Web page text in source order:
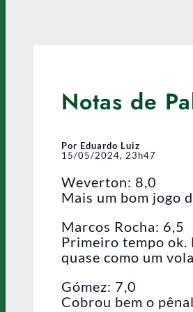
Notas de
Por Eduardo Luiz
15/05/2024, 23h47
Weverton: 8,0
Mais um bom jogo
Marcos Rocha: 6,5
Primeiro tempo ok.
quase como um
Gómez: 7,0
Cobrou bem o